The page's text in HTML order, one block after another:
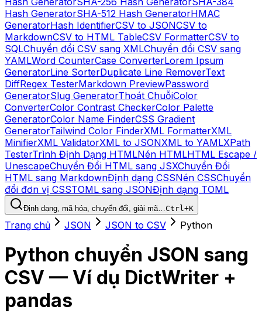
Hash GeneratorSHA-512 Hash GeneratorHMAC
GeneratorHash IdentifierCSV to JSONCSV to
MarkdownCSV to HTML TableCSV FormatterCSV to
SQLChuyển đổi CSV sang XMLChuyển đổi CSV sang
YAMLWord CounterCase ConverterLorem Ipsum
GeneratorLine SorterDuplicate Line RemoverText
DiffRegex TesterMarkdown PreviewPassword
GeneratorSlug GeneratorThoát ChuỗiColor
ConverterColor Contrast CheckerColor Palette
GeneratorColor Name FinderCSS Gradient
GeneratorTailwind Color FinderXML FormatterXML
MinifierXML ValidatorXML to JSONXML to YAMLXPath
TesterTrình Định Dạng HTMLNén HTMLHTML Escape /
UnescapeChuyển Đổi HTML sang JSXChuyển Đổi
HTML sang MarkdownĐịnh dạng CSSNén CSSChuyển
đổi đơn vị CSSTOML sang JSONĐịnh dạng TOML
Định dạng, mã hóa, chuyển đổi, giải mã…Ctrl+K
Trang chủ JSON JSON to CSV Python
Python chuyển JSON sang
CSV — Ví dụ DictWriter +
pandas